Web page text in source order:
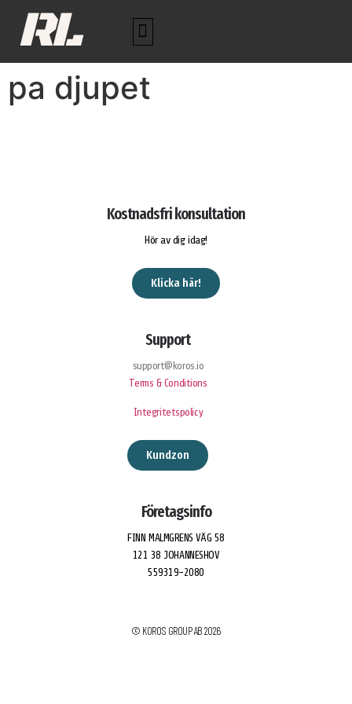
RL
pa djupet
Kostnadsfri konsultation
Hör av dig idag!
Klicka här!
Support
support@koros.io
Terms & Conditions
Integritetspolicy
Kundzon
Företagsinfo
FINN MALMGRENS VÄG 58
121 38 JOHANNESHOV
559319-2080
© KOROS GROUP AB 2026